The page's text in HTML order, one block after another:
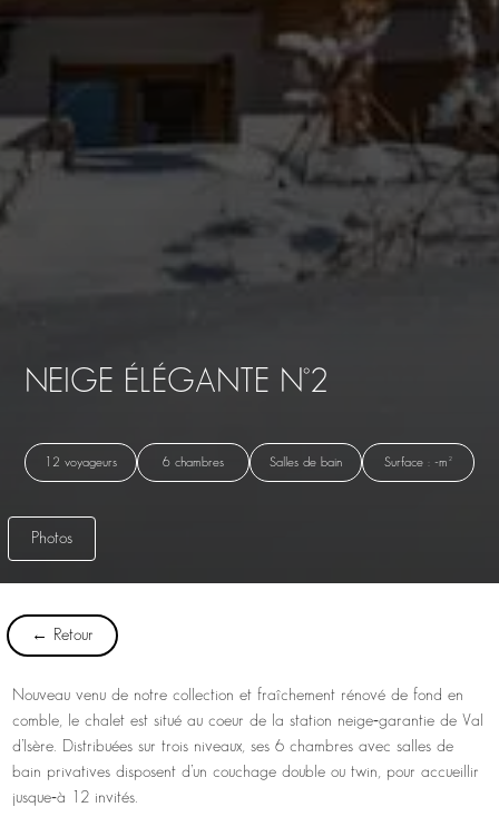
NEIGE ÉLÉGANTE N°2
12 voyageurs 6 chambres Salles de bain Surface : -m²
Photos
← Retour
Nouveau venu de notre collection et fraîchement rénové de fond en
comble, le chalet est situé au coeur de la station neige‑garantie de Val
d’Isère. Distribuées sur trois niveaux, ses 6 chambres avec salles de
bain privatives disposent d’un couchage double ou twin, pour accueillir
jusque‑à 12 invités.